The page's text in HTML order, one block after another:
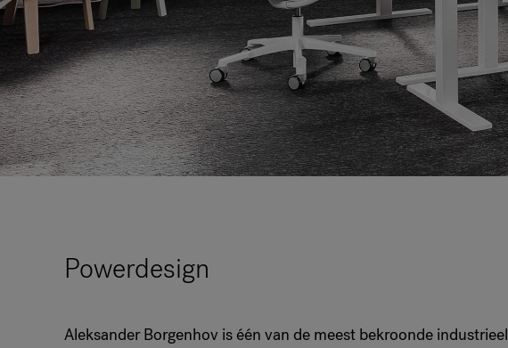
Powerdesign
Aleksander Borgenhov is één van de meest bekroonde industrieel